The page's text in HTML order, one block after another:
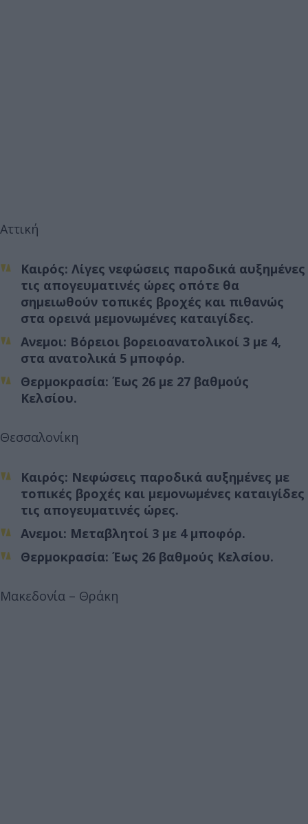
Αττική
Καιρός: Λίγες νεφώσεις παροδικά αυξημένες
τις απογευματινές ώρες οπότε θα
σημειωθούν τοπικές βροχές και πιθανώς
στα ορεινά μεμονωμένες καταιγίδες.
Ανεμοι: Βόρειοι βορειοανατολικοί 3 με 4,
στα ανατολικά 5 μποφόρ.
Θερμοκρασία: Έως 26 με 27 βαθμούς
Κελσίου.
Θεσσαλονίκη
Καιρός: Nεφώσεις παροδικά αυξημένες με
τοπικές βροχές και μεμονωμένες καταιγίδες
τις απογευματινές ώρες.
Ανεμοι: Μεταβλητοί 3 με 4 μποφόρ.
Θερμοκρασία: Έως 26 βαθμούς Κελσίου.
Μακεδονία – Θράκη